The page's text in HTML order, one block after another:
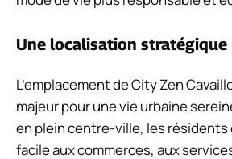
Une localisation stratégique
L’emplacement de City Zen
majeur pour une vie urbaine
en plein centre-ville, les résidents
facile aux commerces, aux